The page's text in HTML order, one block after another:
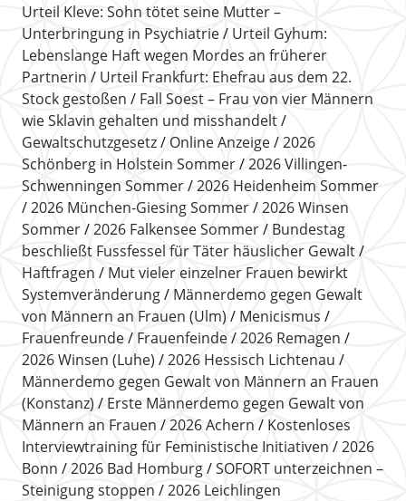
Urteil Kleve: Sohn tötet seine Mutter –
Unterbringung in Psychiatrie
Urteil Gyhum:
Lebenslange Haft wegen Mordes an früherer
Partnerin
Urteil Frankfurt: Ehefrau aus dem 22.
Stock gestoßen
Fall Soest – Frau von vier Männern
wie Sklavin gehalten und misshandelt
Gewaltschutzgesetz
Online Anzeige
2026
Schönberg in Holstein Sommer
2026 Villingen-
Schwenningen Sommer
2026 Heidenheim Sommer
2026 München-Giesing Sommer
2026 Winsen
Sommer
2026 Falkensee Sommer
Bundestag
beschließt Fussfessel für Täter häuslicher Gewalt
Haftfragen
Mut vieler einzelner Frauen bewirkt
Systemveränderung
Männerdemo gegen Gewalt
von Männern an Frauen (Ulm)
Menicismus
Frauenfreunde
Frauenfeinde
2026 Remagen
2026 Winsen (Luhe)
2026 Hessisch Lichtenau
Männerdemo gegen Gewalt von Männern an Frauen
(Konstanz)
Erste Männerdemo gegen Gewalt von
Männern an Frauen
2026 Achern
Kostenloses
Interviewtraining für Feministische Initiativen
2026
Bonn
2026 Bad Homburg
SOFORT unterzeichnen –
Steinigung stoppen
2026 Leichlingen